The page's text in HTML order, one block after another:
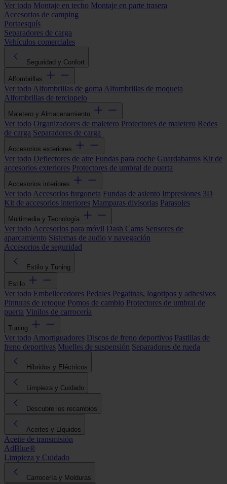
Ver todo Montaje en techo Montaje en parte trasera
Accesorios de camping
Portaesquís
Separadores de carga
Vehículos comerciales
Seguridad y Confort
Alfombrillas
Ver todo Alfombrillas de goma Alfombrillas de moqueta
Alfombrillas de terciopelo
Maletero y Almacenamiento
Ver todo Organizadores de maletero Protectores de maletero Redes
de carga Separadores de carga
Accesorios exteriores
Ver todo Deflectores de aire Fundas para coche Guardabarros Kit de
accesorios exteriores Protectores de umbral de puerta
Accesorios interiores
Ver todo Accesorios furgoneta Fundas de asiento Impresiones 3D
Kit de accesorios interiores Mamparas divisorias Parasoles
Multimedia y Tecnología
Ver todo Accesorios para móvil Dash Cams Sensores de
aparcamiento Sistemas de audio y navegación
Accesorios de seguridad
Estilo y Tuning
Estilo
Ver todo Embellecedores Pedales Pegatinas, logotipos y adhesivos
Pinturas de retoque Pomos de cambio Protectores de umbral de
puerta Vinilos de carrocería
Tuning
Ver todo Amortiguadores Discos de freno deportivos Pastillas de
freno deportivas Muelles de suspensión Separadores de rueda
Híbridos y Eléctricos
Limpieza y Cuidado
Descubre los recambios
Aceites y Líquidos
Aceite de transmisión
AdBlue®
Limpieza y Cuidado
Carrocería y Molduras